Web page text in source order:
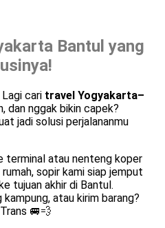
Bantul yang
Lagi cari travel Yogyakarta–
dan nggak bikin capek?
jadi solusi perjalananmu
terminal atau nenteng koper
sopir kami siap jemput
tujuan akhir di Bantul.
atau kirim barang?
🚐💨